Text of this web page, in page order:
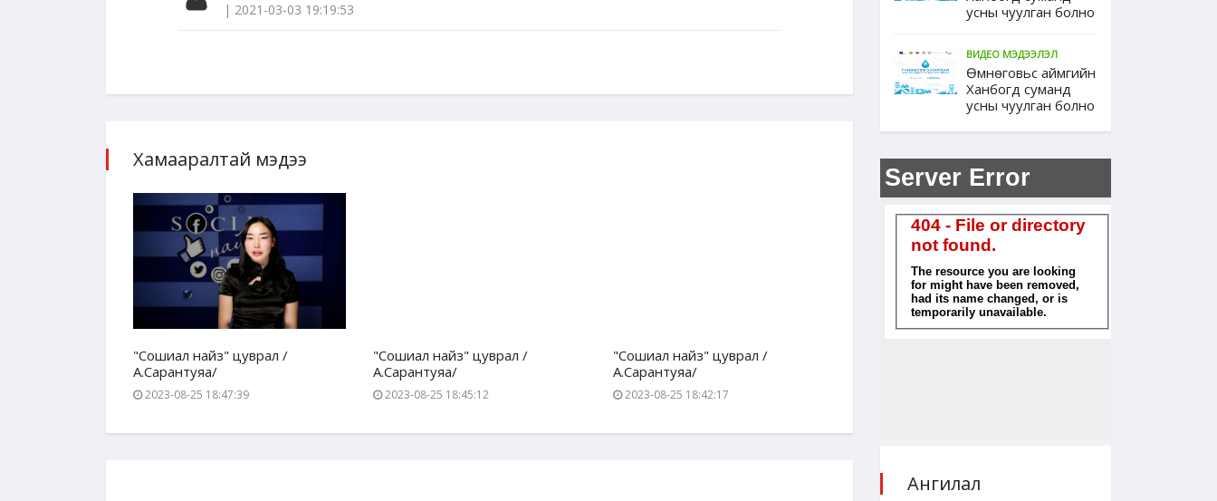
| 2021-03-03 19:19:53
Хамааралтай мэдээ
"Сошиал найз" цуврал /
А.Сарантуяа/
2023-08-25 18:47:39
"Сошиал найз" цуврал /
А.Сарантуяа/
2023-08-25 18:45:12
"Сошиал найз" цуврал /
А.Сарантуяа/
2023-08-25 18:42:17
усны чуулган болно
ВИДЕО МЭДЭЭЛЭЛ
Өмнөговьс аймгийн
Ханбогд суманд
усны чуулган болно
Ангилал